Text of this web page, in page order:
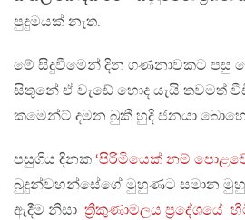
පුදුමයක් නැත.
මේ සිදුවීමෙන් දින ගණනාවකට පසු
සිතුනේ ඒ වැඩේ හොද යැයි තවමත්
කමෙන්ට් දමන බුකී හුදී ජනයා
පසුගිය දිනක ‘පිරිමියෙක් නම්
බුදුන්වහන්සේගේ මුහුණට සමාන
ඇදීම නිසා ත්‍රිකුණාමලය ප්‍රදේශයේ